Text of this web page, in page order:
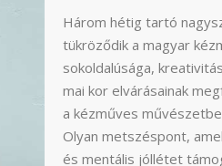
Három hétig tartó
tükröződik a magyar
sokoldalúsága,
mai kor elvárásainak
a kézműves
Olyan metszéspont,
és mentális jóllétet